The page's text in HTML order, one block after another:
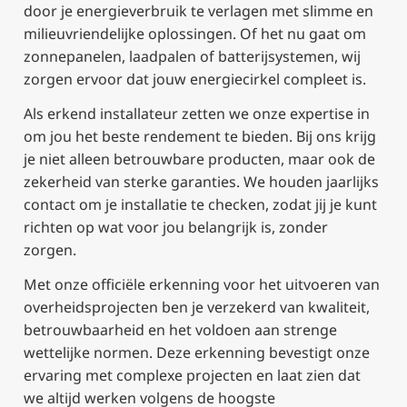
door je energieverbruik te verlagen met slimme en
milieuvriendelijke oplossingen. Of het nu gaat om
zonnepanelen, laadpalen of batterijsystemen, wij
zorgen ervoor dat jouw energiecirkel compleet is.
Als erkend installateur zetten we onze expertise in
om jou het beste rendement te bieden. Bij ons krijg
je niet alleen betrouwbare producten, maar ook de
zekerheid van sterke garanties. We houden jaarlijks
contact om je installatie te checken, zodat jij je kunt
richten op wat voor jou belangrijk is, zonder
zorgen.
Met onze officiële erkenning voor het uitvoeren van
overheidsprojecten ben je verzekerd van kwaliteit,
betrouwbaarheid en het voldoen aan strenge
wettelijke normen. Deze erkenning bevestigt onze
ervaring met complexe projecten en laat zien dat
we altijd werken volgens de hoogste